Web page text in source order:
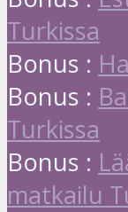
Turkissa
Bonus :
Bonus :
Turkissa
Bonus :
matkailu